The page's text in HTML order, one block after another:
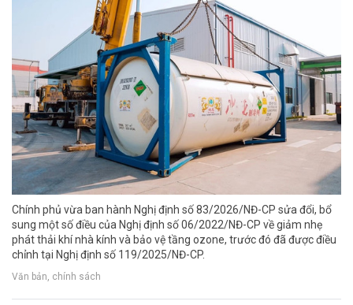
Chính phủ vừa ban hành Nghị định số 83/2026/NĐ-CP sửa đổi, bổ
sung một số điều của Nghị định số 06/2022/NĐ-CP về giảm nhẹ
phát thải khí nhà kính và bảo vệ tầng ozone, trước đó đã được điều
chỉnh tại Nghị định số 119/2025/NĐ-CP.
Văn bản, chính sách